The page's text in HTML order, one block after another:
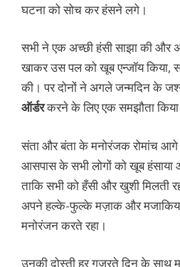
घटना को सोच कर हंसने लगे।
सभी ने एक अच्छी हंसी साझा की और
खाकर उस पल को खूब एन्जॉय किया,
की। पर दोनों ने अगले जन्मदिन के
ऑर्डरकरने के लिए एक समझौता किया
संता और बंता के मनोरंजक रोमांच आगे
आसपास के सभी लोगों को खूब हंसाया
ताकि सभी को हँसी और खुशी मिलती
अपने हल्के-फुल्के मज़ाक और
मनोरंजन करते रहा।
उनकी दोस्ती हर गुजरते दिन के साथ